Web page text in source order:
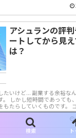
アシュランの評
ートしてから見
は？
たいけど... 副業する余裕な
。 しかし短時間であっても
もたらしていくものです。
検索